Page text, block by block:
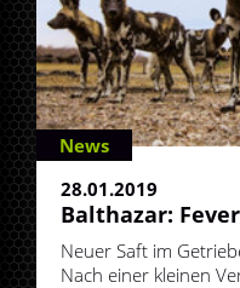
News
28.01.2019
Balthazar: Fever
Neuer Saft im
Nach einer kleinen